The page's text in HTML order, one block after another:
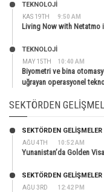
KAS 19TH 9:50 AM
TEKNOLOJİ
Living Now with Netatmo
MAY 15TH 10:40 AM
TEKNOLOJİ
Biyometri ve bina
uğrayan operasyonel
SEKTÖRDEN
AĞU 4TH 10:52 AM
SEKTÖRDEN GELIŞMELER
Yunanistan’da Golden
AĞU 3RD 12:42 PM
SEKTÖRDEN GELIŞMELER